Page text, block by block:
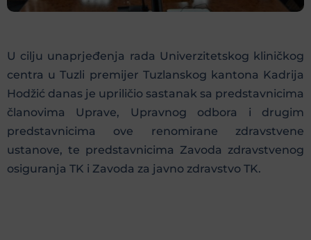
U cilju unaprjeđenja rada Univerzitetskog kliničkog
centra u Tuzli premijer Tuzlanskog kantona Kadrija
Hodžić danas je upriličio sastanak sa predstavnicima
članovima Uprave, Upravnog odbora i drugim
predstavnicima ove renomirane zdravstvene
ustanove, te predstavnicima Zavoda zdravstvenog
osiguranja TK i Zavoda za javno zdravstvo TK.